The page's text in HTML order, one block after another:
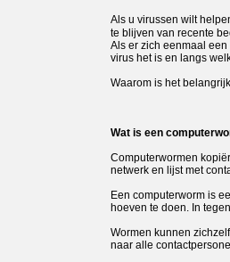
Als u virussen wilt
te blijven van recente
Als er zich eenmaal
virus het is en langs
Waarom is het
Wat is een
Computerwormen
netwerk en lijst met
Een computerworm is
hoeven te doen. In
Wormen kunnen
naar alle